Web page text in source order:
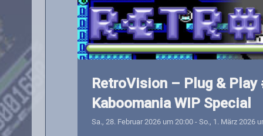
RetroVision – Plug &
Kaboomania WIP Special
Sa., 28. Februar 2026 um 20:00- So., 1. März 2026